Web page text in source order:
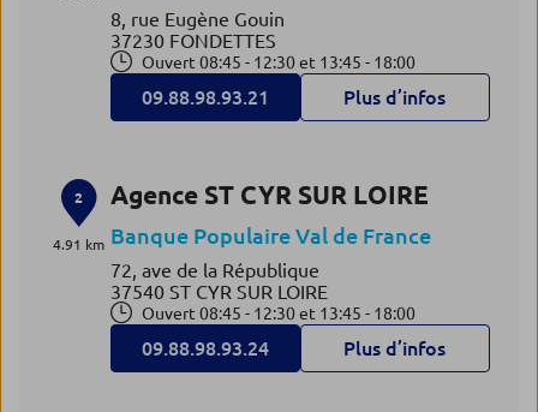
8, rue Eugène Gouin
37230 FONDETTES
Ouvert 08:45 - 12:30 et 13:45 - 18:00
09.88.98.93.21 Plus d’infos
2
4.91 km
Agence ST CYR SUR LOIRE
Banque Populaire Val de France
72, ave de la République
37540 ST CYR SUR LOIRE
Ouvert 08:45 - 12:30 et 13:45 - 18:00
09.88.98.93.24 Plus d’infos